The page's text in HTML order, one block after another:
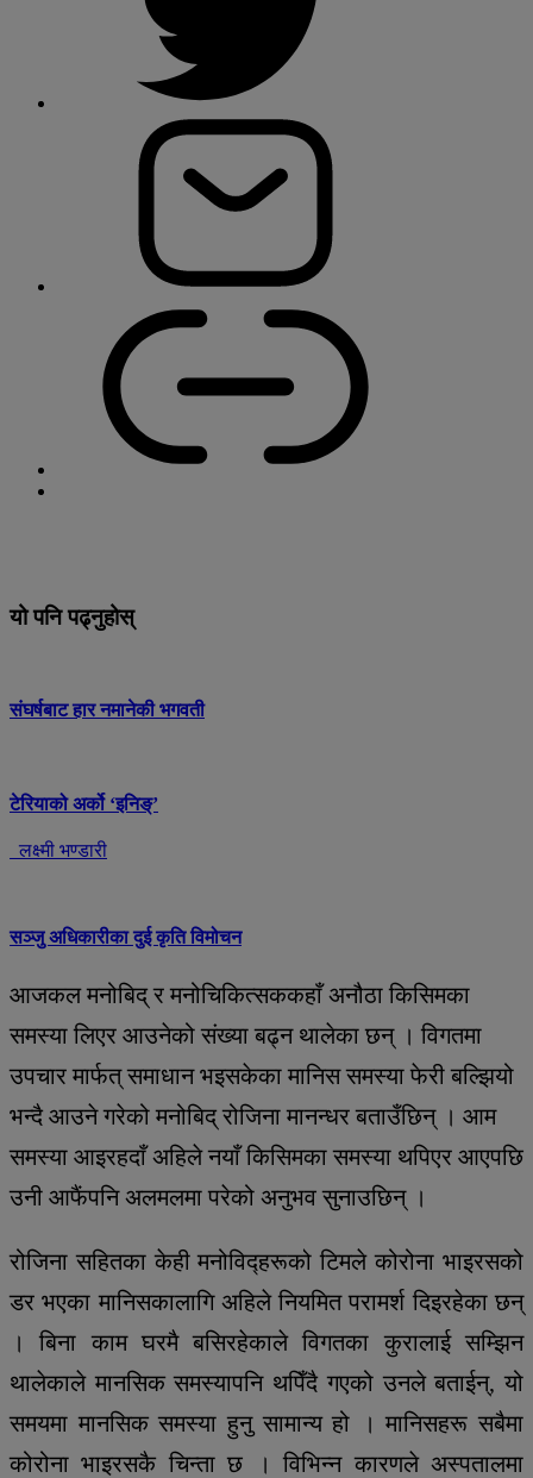
यो पनि पढ्नुहोस्
संघर्षबाट हार नमानेकी भगवती
टेरियाको अर्को ‘इनिङ्’
लक्ष्मी भण्डारी
सञ्जु अधिकारीका दुई कृति विमोचन
आजकल मनोबिद् र मनोचिकित्सककहाँ अनौठा किसिमका
समस्या लिएर आउनेको संख्या बढ्न थालेका छन् । विगतमा
उपचार मार्फत् समाधान भइसकेका मानिस समस्या फेरी बल्झियो
भन्दै आउने गरेको मनोबिद् रोजिना मानन्धर बताउँछिन् । आम
समस्या आइरहदाँ अहिले नयाँ किसिमका समस्या थपिएर आएपछि
उनी आफैंपनि अलमलमा परेको अनुभव सुनाउछिन् ।
रोजिना सहितका केही मनोविद्हरूको टिमले कोरोना भाइरसको
डर भएका मानिसकालागि अहिले नियमित परामर्श दिइरहेका छन्
। बिना काम घरमै बसिरहेकाले विगतका कुरालाई सम्झिन
थालेकाले मानसिक समस्यापनि थपिँदै गएको उनले बताईन्, यो
समयमा मानसिक समस्या हुनु सामान्य हो । मानिसहरू सबैमा
कोरोना भाइरसकै चिन्ता छ । विभिन्न कारणले अस्पतालमा